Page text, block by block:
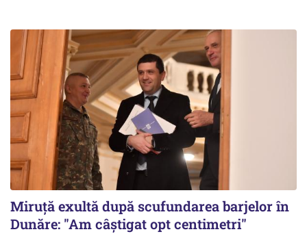
Miruță exultă după scufundarea barjelor în
Dunăre: "Am câștigat opt centimetri"